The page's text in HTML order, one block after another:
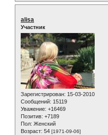
alisa
Участник
Зарегистрирован: 15-03-2010
Сообщений: 15119
Уважение: +16469
Позитив: +7189
Пол: Женский
Возраст: 54 [1971-09-06]